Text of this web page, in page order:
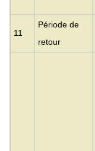
11
Période de
retour